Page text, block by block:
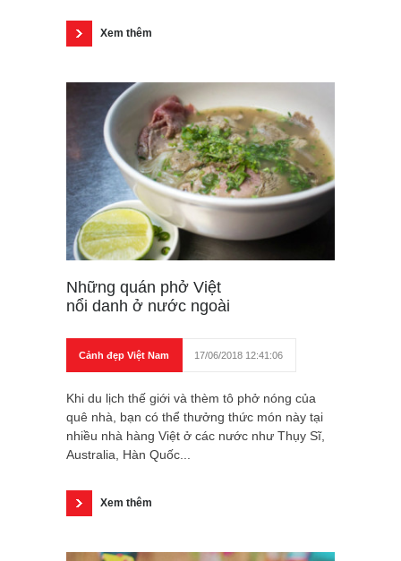
Xem thêm
Những quán phở Việt
nổi danh ở nước ngoài
Cảnh đẹp Việt Nam 17/06/2018 12:41:06
Khi du lịch thế giới và thèm tô phở nóng của
quê nhà, bạn có thể thưởng thức món này tại
nhiều nhà hàng Việt ở các nước như Thụy Sĩ,
Australia, Hàn Quốc...
Xem thêm